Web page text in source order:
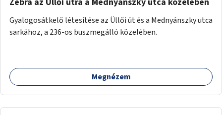
Gyalogosátkelő létesítése az Üllői út és a Mednyánszky utca
sarkához, a 236-os buszmegálló közelében.
Megnézem